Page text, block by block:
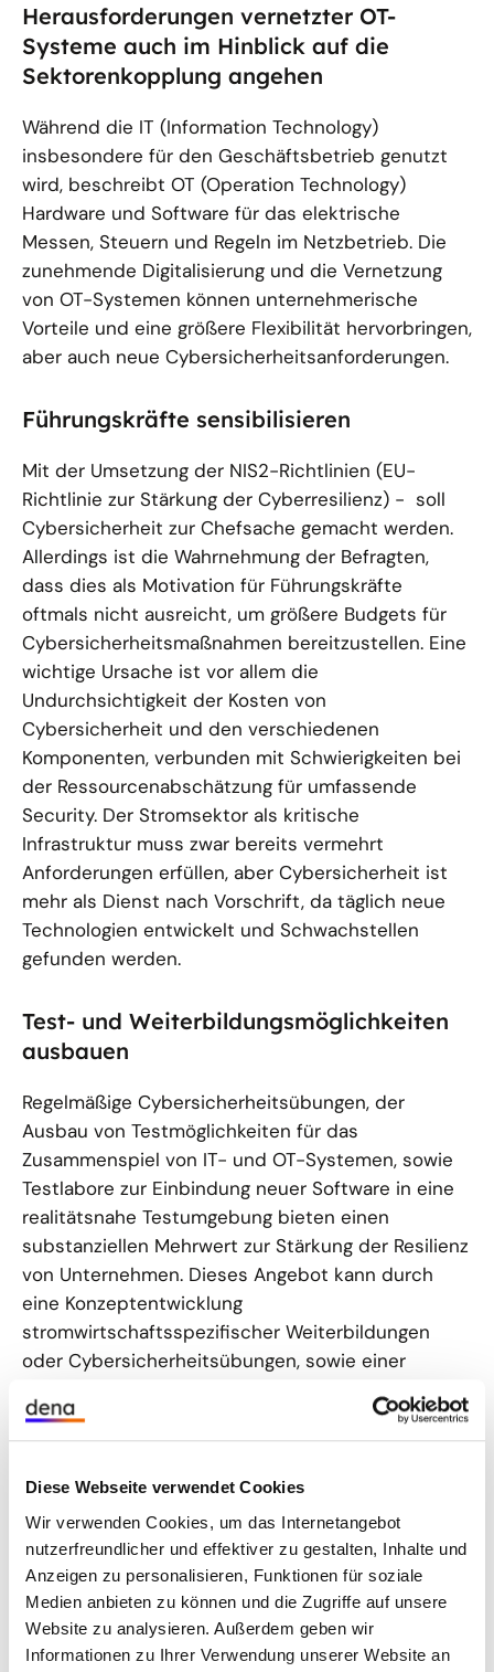
Diese Webseite verwendet Cookies
Wir verwenden Cookies, um das Internetangebot
nutzerfreundlicher und effektiver zu gestalten, Inhalte und
Anzeigen zu personalisieren, Funktionen für soziale
Medien anbieten zu können und die Zugriffe auf unsere
Website zu analysieren. Außerdem geben wir
Informationen zu Ihrer Verwendung unserer Website an
Herausforderungen vernetzter OT-
Systeme auch im Hinblick auf die
Sektorenkopplung angehen
Während die IT (Information Technology)
insbesondere für den Geschäftsbetrieb genutzt
wird, beschreibt OT (Operation Technology)
Hardware und Software für das elektrische
Messen, Steuern und Regeln im Netzbetrieb. Die
zunehmende Digitalisierung und die Vernetzung
von OT-Systemen können unternehmerische
Vorteile und eine größere Flexibilität hervorbringen,
aber auch neue Cybersicherheitsanforderungen.
Führungskräfte sensibilisieren
Mit der Umsetzung der NIS2-Richtlinien (EU-
Richtlinie zur Stärkung der Cyberresilienz) - soll
Cybersicherheit zur Chefsache gemacht werden.
Allerdings ist die Wahrnehmung der Befragten,
dass dies als Motivation für Führungskräfte
oftmals nicht ausreicht, um größere Budgets für
Cybersicherheitsmaßnahmen bereitzustellen. Eine
wichtige Ursache ist vor allem die
Undurchsichtigkeit der Kosten von
Cybersicherheit und den verschiedenen
Komponenten, verbunden mit Schwierigkeiten bei
der Ressourcenabschätzung für umfassende
Security. Der Stromsektor als kritische
Infrastruktur muss zwar bereits vermehrt
Anforderungen erfüllen, aber Cybersicherheit ist
mehr als Dienst nach Vorschrift, da täglich neue
Technologien entwickelt und Schwachstellen
gefunden werden.
Test- und Weiterbildungsmöglichkeiten
ausbauen
Regelmäßige Cybersicherheitsübungen, der
Ausbau von Testmöglichkeiten für das
Zusammenspiel von IT- und OT-Systemen, sowie
Testlabore zur Einbindung neuer Software in eine
realitätsnahe Testumgebung bieten einen
substanziellen Mehrwert zur Stärkung der Resilienz
von Unternehmen. Dieses Angebot kann durch
eine Konzeptentwicklung
stromwirtschaftsspezifischer Weiterbildungen
oder Cybersicherheitsübungen, sowie einer
spezifiziert und erweitert werden.
Transparenz in der Gesetzgebung
erhöhen
Es gibt ein umfassendes Regelwerk von
Vorschriften für die Anforderungen an die
Cybersicherheit von Betreiber Kritischer
Infrastrukturen. Allerdings werden diese von